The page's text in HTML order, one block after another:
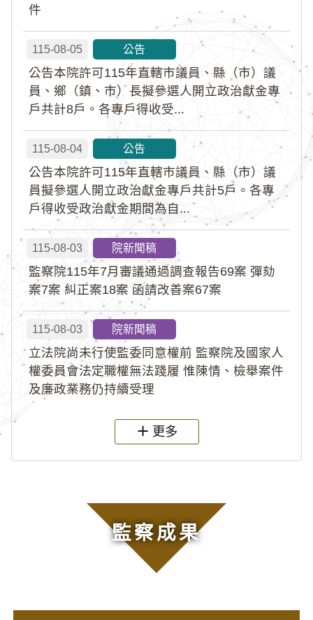
件
115-08-05 公告
公告本院許可115年直轄市議員、縣（市）議
員、鄉（鎮、市）長擬參選人開立政治獻金專
戶共計8戶。各專戶得收受...
115-08-04 公告
公告本院許可115年直轄市議員、縣（市）議
員擬參選人開立政治獻金專戶共計5戶。各專
戶得收受政治獻金期間為自...
115-08-03 院新聞稿
監察院115年7月審議通過調查報告69案 彈劾
案7案 糾正案18案 函請改善案67案
115-08-03 院新聞稿
立法院尚未行使監委同意權前 監察院及國家人
權委員會法定職權無法踐履 惟陳情、檢舉案件
及廉政業務仍持續受理
更多
監察成果